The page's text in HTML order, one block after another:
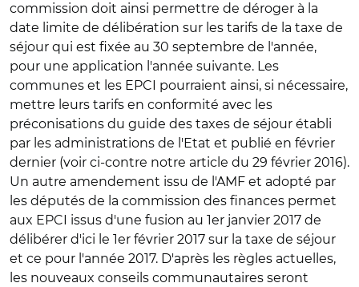
commission doit ainsi permettre de déroger à la
date limite de délibération sur les tarifs de la taxe de
séjour qui est fixée au 30 septembre de l'année,
pour une application l'année suivante. Les
communes et les EPCI pourraient ainsi, si nécessaire,
mettre leurs tarifs en conformité avec les
préconisations du guide des taxes de séjour établi
par les administrations de l'Etat et publié en février
dernier (voir ci-contre notre article du 29 février 2016).
Un autre amendement issu de l'AMF et adopté par
les députés de la commission des finances permet
aux EPCI issus d'une fusion au 1er janvier 2017 de
délibérer d'ici le 1er février 2017 sur la taxe de séjour
et ce pour l'année 2017. D'après les règles actuelles,
les nouveaux conseils communautaires seront